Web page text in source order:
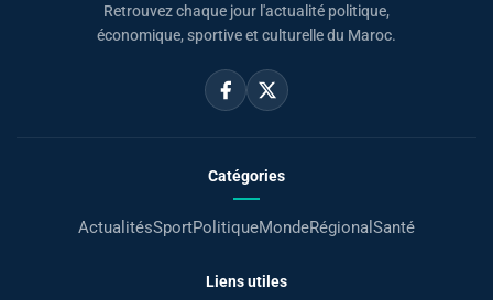
Retrouvez chaque jour l'actualité politique,
économique, sportive et culturelle du Maroc.
Catégories
ActualitésSportPolitiqueMondeRégional Santé
Liens utiles